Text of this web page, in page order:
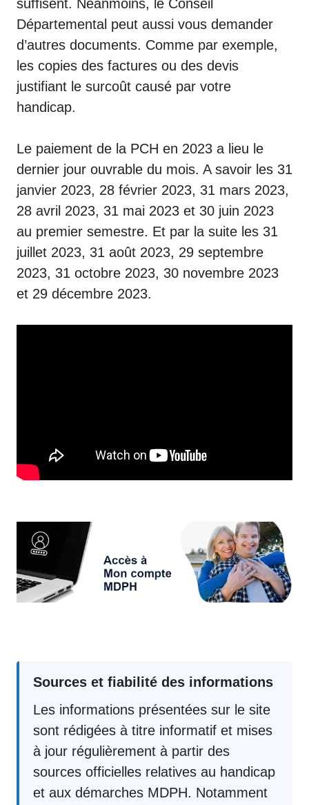
suffisent. Néanmoins, le Conseil
Départemental peut aussi vous demander
d’autres documents. Comme par exemple,
les copies des factures ou des devis
justifiant le surcoût causé par votre
handicap.
Le paiement de la PCH en 2023 a lieu le
dernier jour ouvrable du mois. A savoir les 31
janvier 2023, 28 février 2023, 31 mars 2023,
28 avril 2023, 31 mai 2023 et 30 juin 2023
au premier semestre. Et par la suite les 31
juillet 2023, 31 août 2023, 29 septembre
2023, 31 octobre 2023, 30 novembre 2023
et 29 décembre 2023.
Sources et fiabilité des informations
Les informations présentées sur le site
sont rédigées à titre informatif et mises
à jour régulièrement à partir des
sources officielles relatives au handicap
et aux démarches MDPH. Notamment